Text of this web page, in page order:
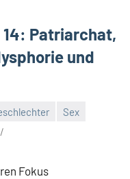
14: Patriarchat,
und
Sex
Fokus